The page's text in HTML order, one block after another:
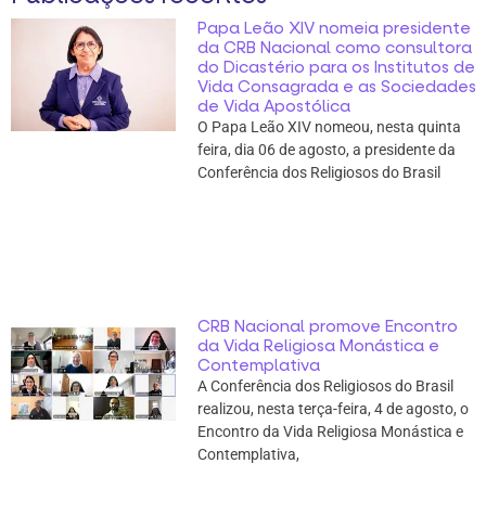
Papa Leão XIV nomeia presidente
da CRB Nacional como consultora
do Dicastério para os Institutos de
Vida Consagrada e as Sociedades
de Vida Apostólica
O Papa Leão XIV nomeou, nesta quinta
feira, dia 06 de agosto, a presidente da
Conferência dos Religiosos do Brasil
CRB Nacional promove Encontro
da Vida Religiosa Monástica e
Contemplativa
A Conferência dos Religiosos do Brasil
realizou, nesta terça-feira, 4 de agosto, o
Encontro da Vida Religiosa Monástica e
Contemplativa,